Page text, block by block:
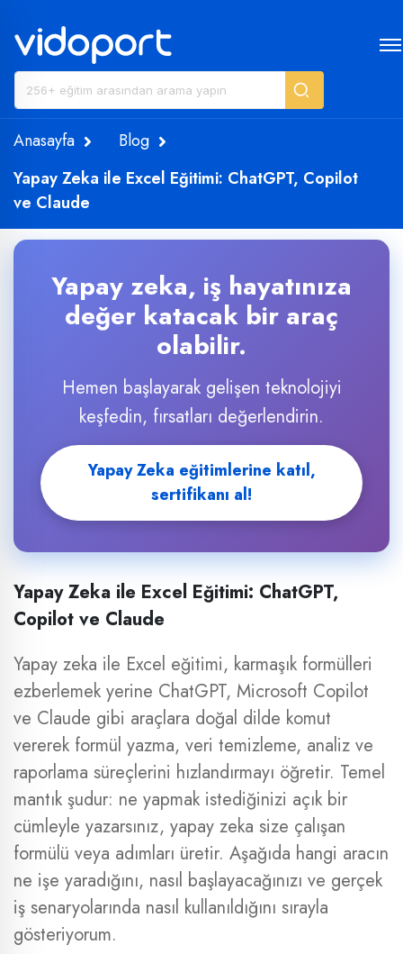
Anasayfa
Blog
Yapay Zeka ile Excel Eğitimi: ChatGPT, Copilot
ve Claude
Yapay zeka, iş hayatınıza
değer katacak bir araç
olabilir.
Hemen başlayarak gelişen teknolojiyi
keşfedin, fırsatları değerlendirin.
Yapay Zeka eğitimlerine katıl,
sertifikanı al!
Yapay Zeka ile Excel Eğitimi: ChatGPT,
Copilot ve Claude
Yapay zeka ile Excel eğitimi, karmaşık formülleri
ezberlemek yerine ChatGPT, Microsoft Copilot
ve Claude gibi araçlara doğal dilde komut
vererek formül yazma, veri temizleme, analiz ve
raporlama süreçlerini hızlandırmayı öğretir. Temel
mantık şudur: ne yapmak istediğinizi açık bir
cümleyle yazarsınız, yapay zeka size çalışan
formülü veya adımları üretir. Aşağıda hangi aracın
ne işe yaradığını, nasıl başlayacağınızı ve gerçek
iş senaryolarında nasıl kullanıldığını sırayla
gösteriyorum.